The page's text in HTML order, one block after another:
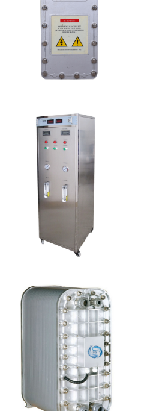
坎普尔EDI膜堆维修
全封闭EDI超纯水处理设
备